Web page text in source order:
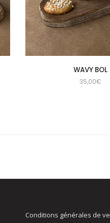
WAVY BOL
35,00€
Conditions générales de